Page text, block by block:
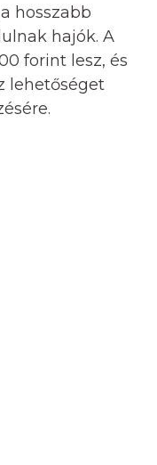
hosszabb
hajók. A
forint lesz, és
lehetőséget